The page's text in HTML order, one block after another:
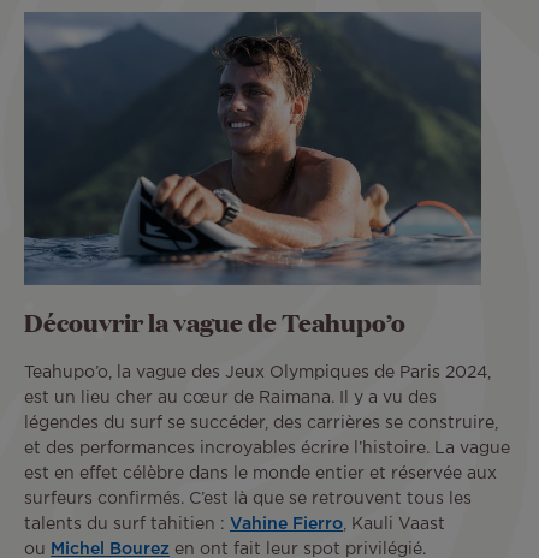
Découvrir la vague de Teahupo’o
Teahupo’o, la vague des Jeux Olympiques de Paris 2024,
est un lieu cher au cœur de Raimana. Il y a vu des
légendes du surf se succéder, des carrières se construire,
et des performances incroyables écrire l’histoire. La vague
est en effet célèbre dans le monde entier et réservée aux
surfeurs confirmés. C’est là que se retrouvent tous les
talents du surf tahitien : Vahine Fierro , Kauli Vaast
ou
Michel Bourez en ont fait leur spot privilégié.